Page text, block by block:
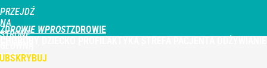
PRZEJDŹ
NA
STRONĘ
WPROST.PL
ZDROWIE WPROST